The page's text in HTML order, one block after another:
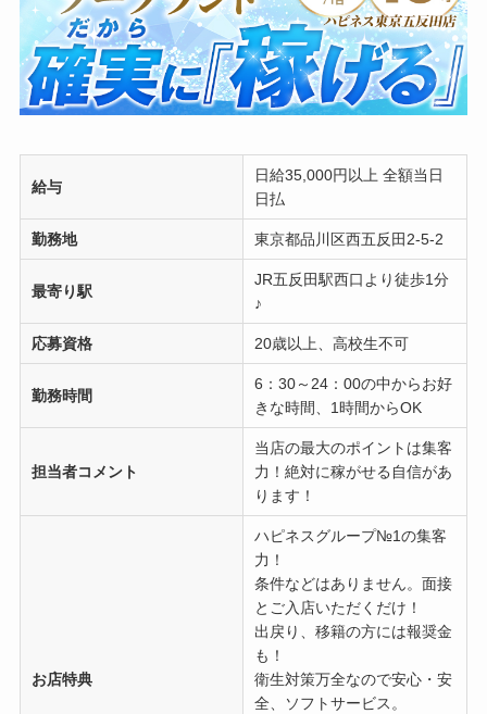
給与
日給35,000円以上 全額当日
日払
勤務地 東京都品川区西五反田2-5-2
最寄り駅
JR五反田駅西口より徒歩1分
♪
応募資格 20歳以上、高校生不可
勤務時間
6：30～24：00の中からお好
きな時間、1時間からOK
担当者コメント
当店の最大のポイントは集客
力！絶対に稼がせる自信があ
ります！
お店特典
ハピネスグループ№1の集客
力！
条件などはありません。面接
とご入店いただくだけ！
出戻り、移籍の方には報奨金
も！
衛生対策万全なので安心・安
全、ソフトサービス。